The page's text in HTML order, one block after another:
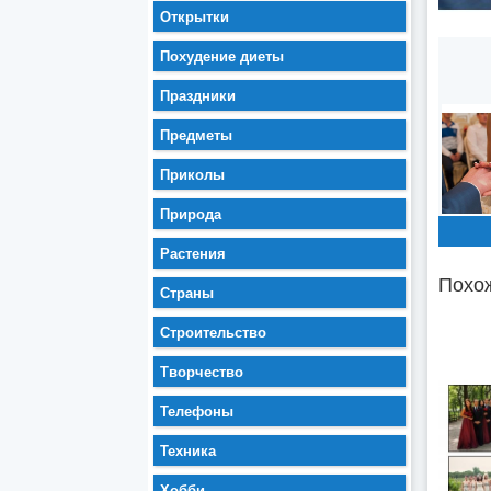
Открытки
Похудение диеты
Праздники
Предметы
Приколы
Природа
Растения
Страны
Строительство
Творчество
Телефоны
Техника